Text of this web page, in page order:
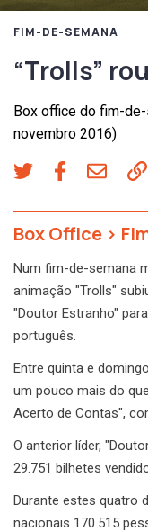
FIM-DE-SEMANA
“Trolls”
Box office do fim-
novembro 2016)
Box Office >
Num fim-de-semana
animação "Trolls"
"Doutor Estranho"
português.
Entre quinta e
um pouco mais do
Acerto de Contas",
O anterior líder,
29.751 bilhetes
Durante estes quatro
nacionais 170.515